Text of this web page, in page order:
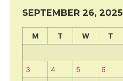
SEPTEMBER 26, 2025
M T W T
3
4 5 6